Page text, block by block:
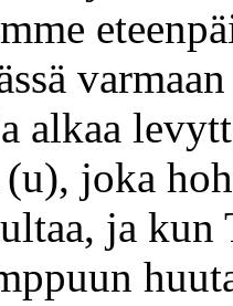
alkaa
joka
ja